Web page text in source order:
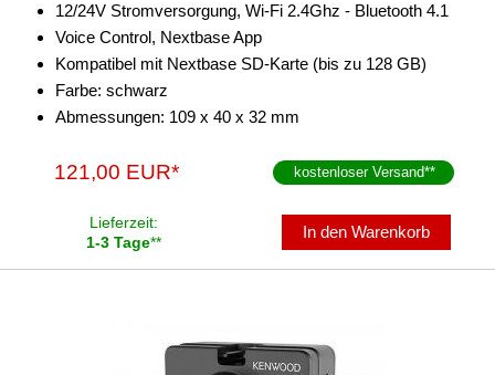
12/24V Stromversorgung, Wi-Fi 2.4Ghz - Bluetooth 4.1
Voice Control, Nextbase App
Kompatibel mit Nextbase SD-Karte (bis zu 128 GB)
Farbe: schwarz
Abmessungen: 109 x 40 x 32 mm
121,00 EUR* kostenloser Versand**
Lieferzeit:
1-3 Tage**
In den Warenkorb